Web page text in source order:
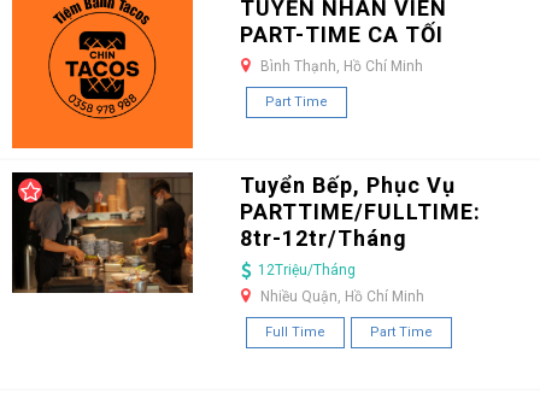
TUYỂN NHÂN VIÊN
PART-TIME CA TỐI
Bình Thạnh, Hồ Chí Minh
Part Time
Tuyển Bếp, Phục Vụ
PARTTIME/FULLTIME:
8tr-12tr/Tháng
12Triệu/Tháng
Nhiều Quận, Hồ Chí Minh
Full Time Part Time